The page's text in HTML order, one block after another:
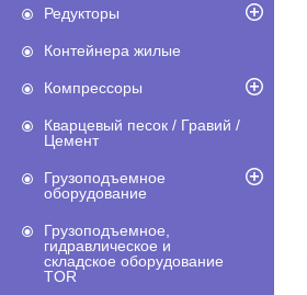
Редукторы
Контейнера жилые
Компрессоры
Кварцевый песок / Гравий /
Цемент
Грузоподъемное
оборудование
Грузоподъемное,
гидравлическое и
складское оборудование
TOR